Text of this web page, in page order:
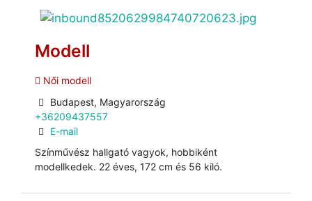
Modell
Női modell
Budapest, Magyarország
+36209437557
E-mail
Színművész hallgató vagyok, hobbiként
modellkedek. 22 éves, 172 cm és 56 kiló.